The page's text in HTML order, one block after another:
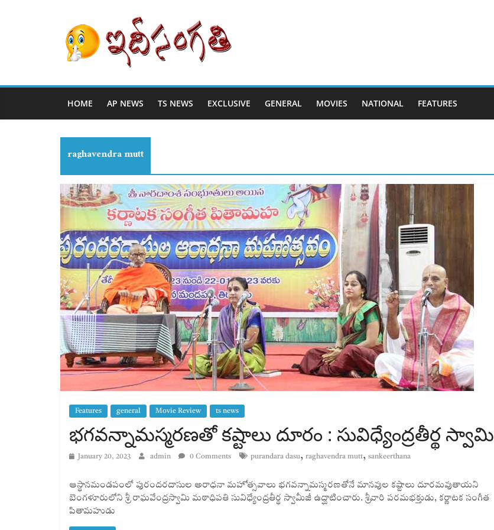
HOME AP NEWS TS NEWS EXCLUSIVE GENERAL MOVIES NATIONAL FEATURES
raghavendra mutt
Features general Movie Review ts news
భగవన్నామ‌స్మ‌ర‌ణ‌తో క‌ష్టాలు దూరం : సువిధ్యేంద్రతీర్థ స్వామి
January 20, 2023 admin 0 Comments purandara dasu, raghavendra mutt, sankeerthana
ఆస్థానమండపంలో పురందరదాసుల అరాధనా మహోత్సవాలు భగవన్నామస్మరణతోనే మానవుల కష్టాలు దూరమవుతాయని
బెంగ‌ళూరులోని శ్రీ రాఘ‌వేంద్ర‌స్వామి మ‌ఠాధిప‌తి సువిధ్యేంద్రతీర్థ స్వామీజీ ఉద్ఘాటించారు. శ్రీవారి పరమభక్తుడు, కర్ణాటక సంగీత
పితామహుడు